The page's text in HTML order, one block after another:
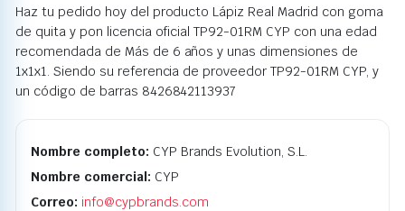
Haz tu pedido hoy del producto Lápiz Real Madrid con goma
de quita y pon licencia oficial TP92-01RM CYP con una edad
recomendada de Más de 6 años y unas dimensiones de
1x1x1. Siendo su referencia de proveedor TP92-01RM CYP, y
un código de barras 8426842113937
Nombre completo: CYP Brands Evolution, S.L.
Nombre comercial: CYP
Correo: info@cypbrands.com